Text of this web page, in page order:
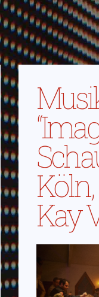
Kay